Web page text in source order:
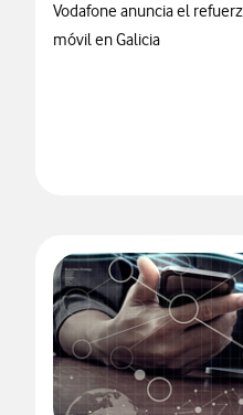
Vodafone anuncia el
móvil en Galicia